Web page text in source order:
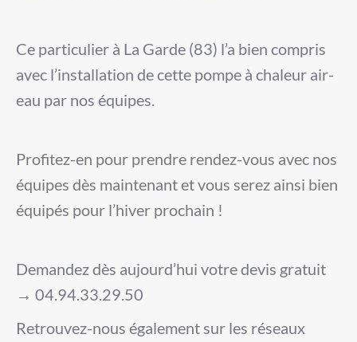
Ce particulier à La Garde (83) l’a bien compris
avec l’installation de cette pompe à chaleur air-
eau par nos équipes.
Profitez-en pour prendre rendez-vous avec nos
équipes dès maintenant et vous serez ainsi bien
équipés pour l’hiver prochain !
Demandez dès aujourd’hui votre devis gratuit
→ 04.94.33.29.50
Retrouvez-nous également sur les réseaux